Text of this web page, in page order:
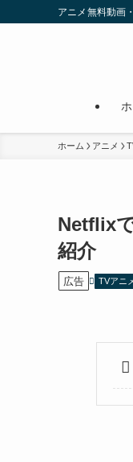
アニメ無料動画
ホーム アニメ
Netflix
紹介
広告 TVアニ